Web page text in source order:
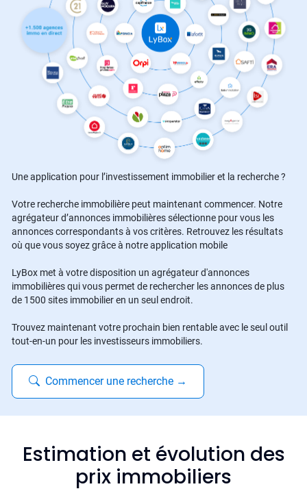
Une application pour l’investissement immobilier et la recherche ?
Votre recherche immobilière peut maintenant commencer. Notre
agrégateur d’annonces immobilières sélectionne pour vous les
annonces correspondants à vos critères. Retrouvez les résultats
où que vous soyez grâce à notre application mobile
LyBox met à votre disposition un agrégateur d'annonces
immobilières qui vous permet de rechercher les annonces de plus
de 1500 sites immobilier en un seul endroit.
Trouvez maintenant votre prochain bien rentable avec le seul outil
tout-en-un pour les investisseurs immobiliers.
Commencer une recherche →
Estimation et évolution des
prix immobiliers